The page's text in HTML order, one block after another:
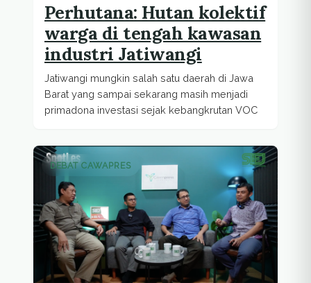
Perhutana: Hutan kolektif
warga di tengah kawasan
industri Jatiwangi
Jatiwangi mungkin salah satu daerah di Jawa
Barat yang sampai sekarang masih menjadi
primadona investasi sejak kebangkrutan VOC
DEBAT CAWAPRES